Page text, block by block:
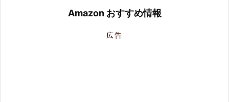
Amazon おすすめ情報
広告